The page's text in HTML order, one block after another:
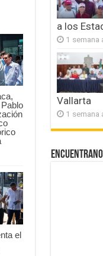
estratégicas
el
a los
1 semana
Vallarta
1 semana